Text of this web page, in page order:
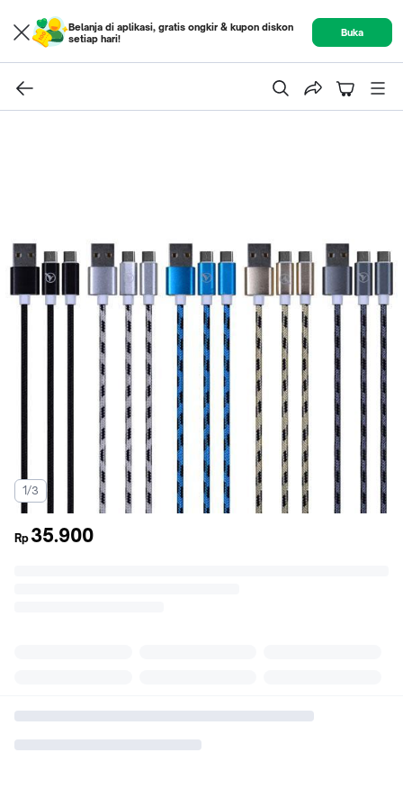
Belanja di aplikasi, gratis ongkir & kupon diskon
setiap hari!
Buka
1/3
Rp 35.900